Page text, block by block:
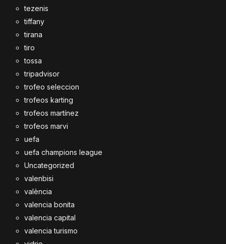
tezenis
tiffany
tirana
tiro
tossa
tripadvisor
trofeo seleccion
trofeos karting
trofeos martínez
trofeos marvi
uefa
uefa champions league
Uncategorized
valenbisi
valència
valencia bonita
valencia capital
valencia turismo